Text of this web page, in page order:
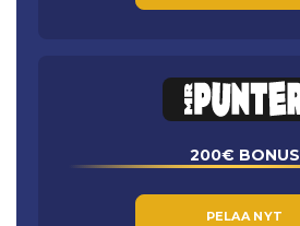
200€ BONUS
PELAA NYT